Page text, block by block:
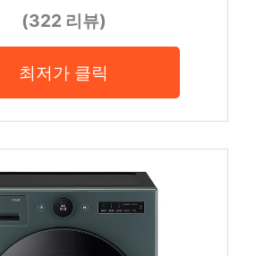
(322 리뷰)
최저가 클릭